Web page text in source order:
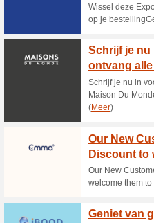
Huidige
Ontvang